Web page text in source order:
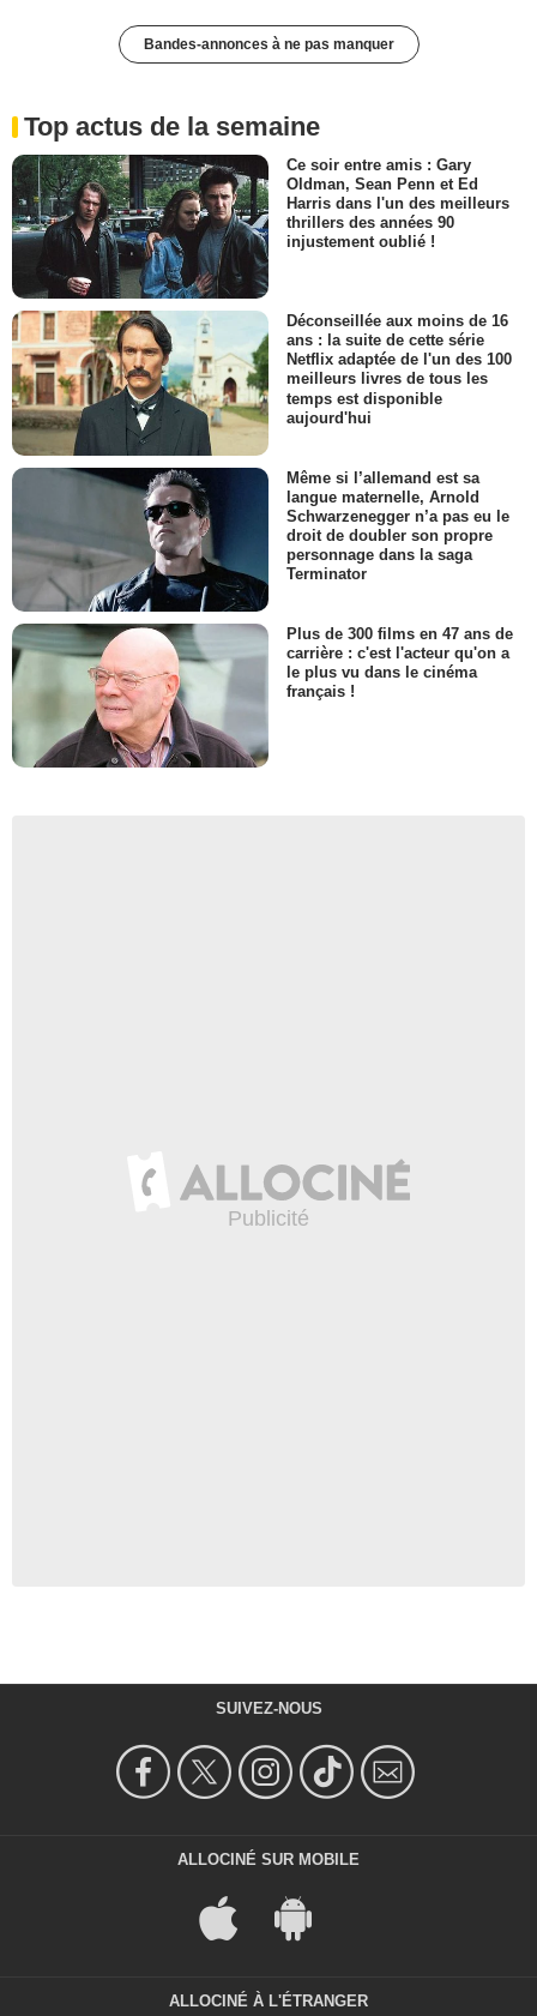
Bandes-annonces à ne pas manquer
Top actus de la semaine
Ce soir entre amis : Gary
Oldman, Sean Penn et Ed
Harris dans l'un des meilleurs
thrillers des années 90
injustement oublié !
Déconseillée aux moins de 16
ans : la suite de cette série
Netflix adaptée de l'un des 100
meilleurs livres de tous les
temps est disponible
aujourd'hui
Même si l’allemand est sa
langue maternelle, Arnold
Schwarzenegger n’a pas eu le
droit de doubler son propre
personnage dans la saga
Terminator
Plus de 300 films en 47 ans de
carrière : c'est l'acteur qu'on a
le plus vu dans le cinéma
français !
SUIVEZ-NOUS
ALLOCINÉ SUR MOBILE
ALLOCINÉ À L'ÉTRANGER